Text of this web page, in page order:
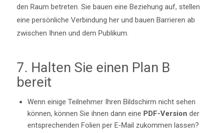
den Raum betreten. Sie bauen eine Beziehung auf, stellen
eine persönliche Verbindung her und bauen Barrieren ab
zwischen Ihnen und dem Publikum.
7. Halten Sie einen Plan B
bereit
Wenn einige Teilnehmer Ihren Bildschirm nicht sehen
können, können Sie ihnen dann eine PDF-Version der
entsprechenden Folien per E-Mail zukommen lassen?